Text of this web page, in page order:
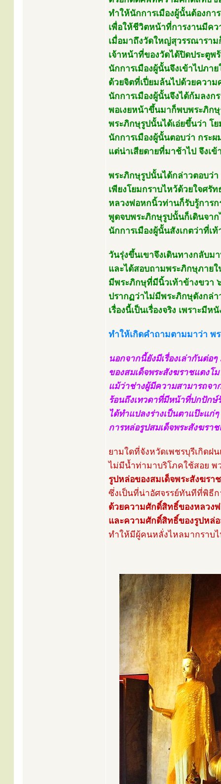
ทำให้นักการเมืองผู้นั้นต้องกา
เพื่อให้ชีวิตหน้าที่การงานมีค
เมื่อมาถึงวัดใหญ่สุวรรณาราม
เจ้าหน้าที่ของวัดได้ปิดประตู
นักการเมืองผู้นั้นจึงเข้าไปภา
ด้วยจิตที่เปี่ยมล้นไปด้วยควา
นักการเมืองผู้นั้นจึงได้ก้มลงก
พอเงยหน้าขึ้นมาก็พบพระภิก
พระภิกษุรูปนั้นได้เอ่ยขึ้นว่า โ
นักการเมืองผู้นั้นตอบว่า กระ
แต่น่าเสียดายที่มาช้าไป จึงเ
พระภิกษุรูปนั้นได้กล่าวตอบว่
เพียงโยมกราบไหว้ด้วยใจศรัท
หลวงพ่อหกนิ้วท่านก็รับรู้การก
พูดจบพระภิกษุรูปนั้นก็เดินจาก
นักการเมืองผู้นั้นสังเกตว่าที่เ
วันรุ่งขึ้นเขาจึงเดินทางกลับ
และได้สอบถามพระภิกษุภายใ
มีพระภิกษุที่มีนิ้วเท้าข้างขวา
ปรากฏว่าไม่มีพระภิกษุดังกล่
เรื่องนี้เป็นเรื่องจริง เพราะมี
ทำให้เกิดคำถามตามมาว่า พ
นอกจากนี้ยังมีเรื่องเล่ากันต่อ
ของสมเด็จพระสังฆราชแตงโ
แม้ว่าช่างผู้มีความสามารถจา
ร้อนถึงเทวดาที่มีหน้าที่ปกปักษ์
ได้ทำแปลงร่างเป็นตาแป๊ะแก่
การหล่อรูปสมเด็จพระสังฆรา
ยามใดที่จังหวัดเพชรบุรีเกิด
ไม่มีน้ำท่ามาบริโภคใช้สอย
รูปหล่อของสมเด็จพระสังฆรา
ซึ่งเป็นที่น่าอัศจรรย์ทันทีที่พิธี
ด้วยความศักดิ์สิทธิ์ของหลวง
และความศักดิ์สิทธิ์ของรูปหล่
ทำให้มีผู้คนหลั่งไหลมากราบไ